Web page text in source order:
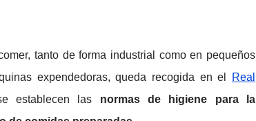
tanto de forma industrial como en pequeños
expendedoras, queda recogida en el
Real
las normas de higiene para la